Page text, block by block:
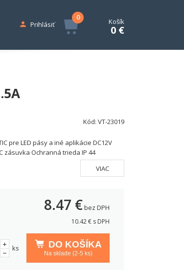
0 Košík
0 €
Prihlásiť
Kód: VT-23019
pre LED pásy a iné aplikácie DC12V
zásuvka Ochranná trieda IP 44
VIAC
8.47 €bez DPH
10.42€ s DPH
DO KOŠÍKA
Na sklade (2-5 ks)
ks